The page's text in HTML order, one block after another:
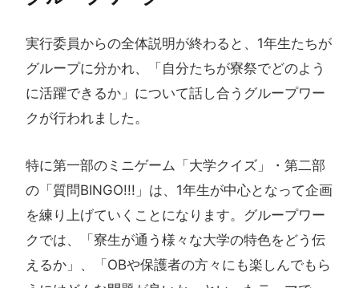
実行委員からの全体説明が終わると、1年生たちが
グループに分かれ、「自分たちが寮祭でどのよう
に活躍できるか」について話し合うグループワー
クが行われました。
特に第一部のミニゲーム「大学クイズ」・第二部
の「質問BINGO!!!」は、1年生が中心となって企画
を練り上げていくことになります。グループワー
クでは、「寮生が通う様々な大学の特色をどう伝
えるか」、「OBや保護者の方々にも楽しんでもら